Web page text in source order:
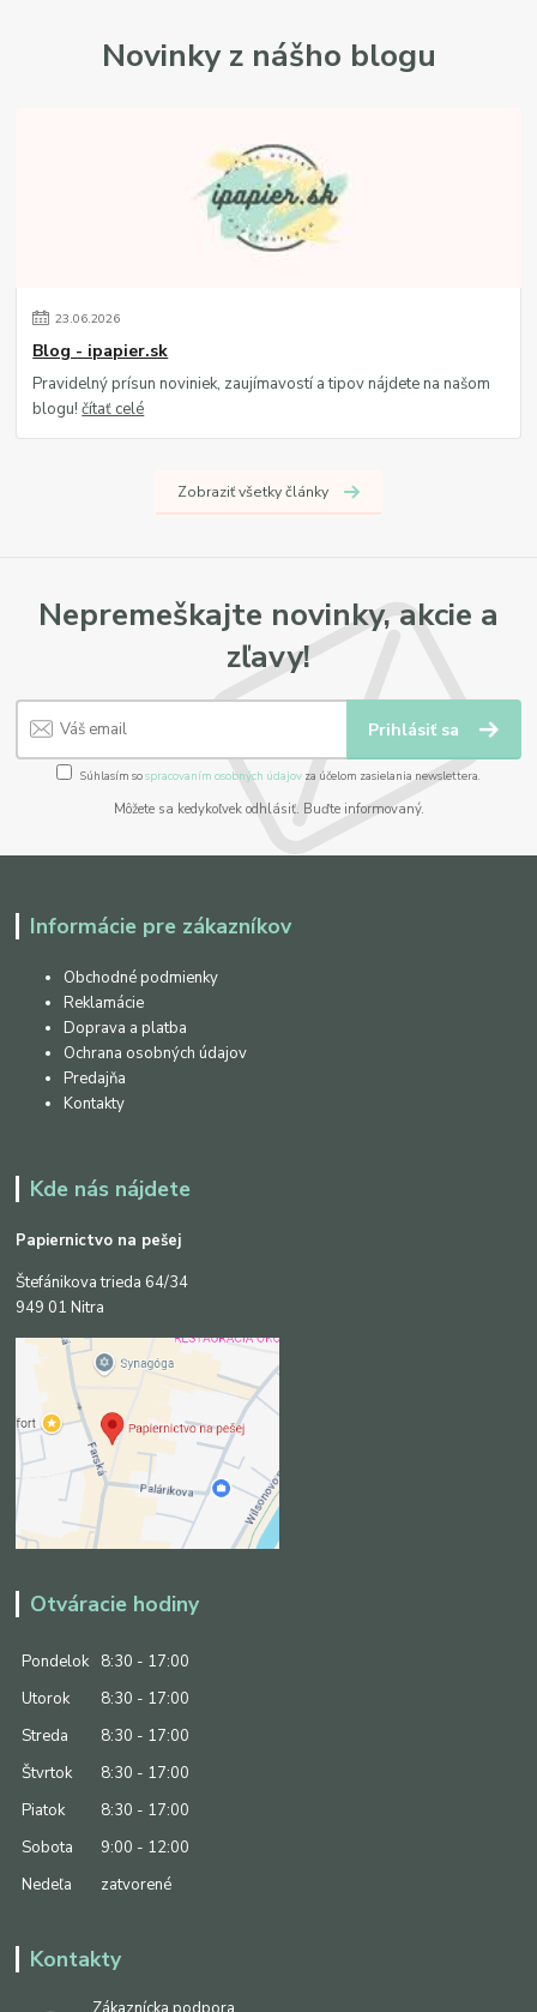
Novinky z nášho blogu
23.06.2026
Blog - ipapier.sk
Pravidelný prísun noviniek, zaujímavostí a tipov nájdete na našom
blogu!čítať celé
Zobraziť všetky články
Nepremeškajte novinky, akcie a
zľavy!
Prihlásiť sa
Súhlasím sospracovaním osobných údajov za účelom zasielania newslettera.
Môžete sa kedykoľvek odhlásiť. Buďte informovaný.
Informácie pre zákazníkov
Obchodné podmienky
Reklamácie
Doprava a platba
Ochrana osobných údajov
Predajňa
Kontakty
Kde nás nájdete
Papiernictvo na pešej
Štefánikova trieda 64/34
949 01 Nitra
Otváracie hodiny
Pondelok
8:30 - 17:00
Utorok
8:30 - 17:00
Streda
8:30 - 17:00
Štvrtok
8:30 - 17:00
Piatok
8:30 - 17:00
Sobota
9:00 - 12:00
Nedeľa
zatvorené
Kontakty